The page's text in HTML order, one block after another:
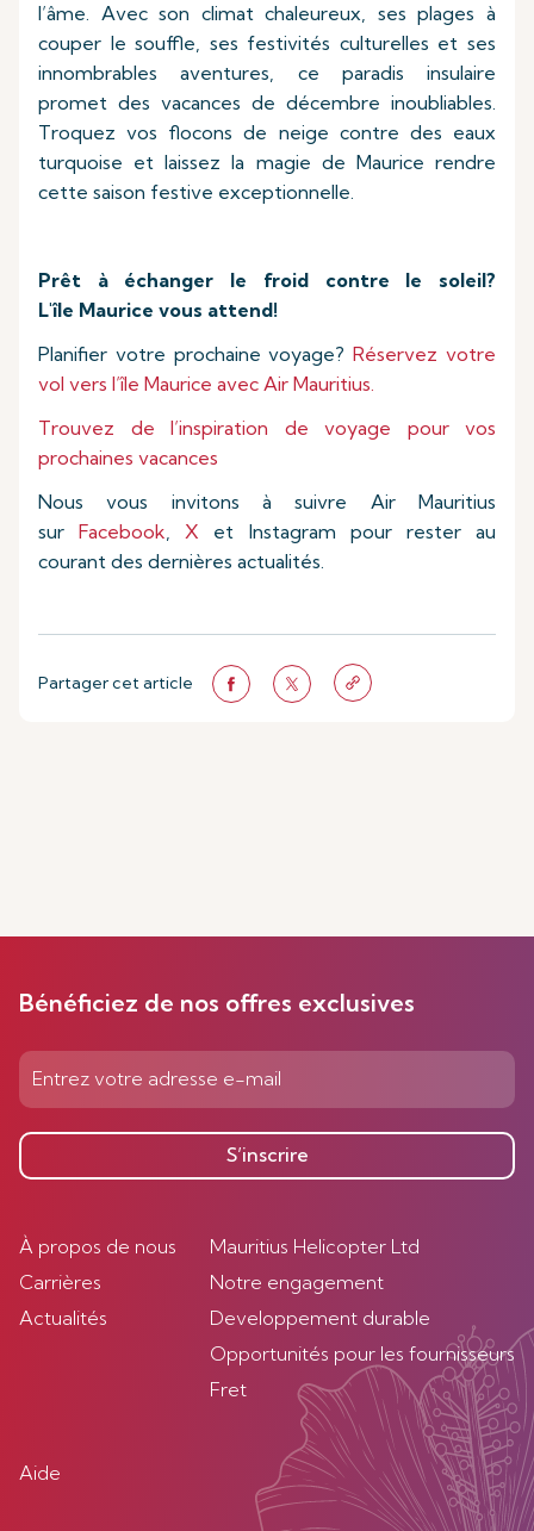
l’âme. Avec son climat chaleureux, ses plages à
couper le souffle, ses festivités culturelles et ses
innombrables aventures, ce paradis insulaire
promet des vacances de décembre inoubliables.
Troquez vos flocons de neige contre des eaux
turquoise et laissez la magie de Maurice rendre
cette saison festive exceptionnelle.
Prêt à échanger le froid contre le soleil?
L'île Maurice vous attend!
Planifier votre prochaine voyage?Réservez votre
vol vers l’île Maurice avec Air Mauritius.
Trouvez de l’inspiration de voyage pour vos
prochaines vacances
Nous vous invitons à suivre Air Mauritius
surFacebook,X et Instagram pour rester au
courant des dernières actualités.
Partager cet article
Bénéficiez de nos offres exclusives
S’inscrire
À propos de nous
Carrières
Actualités
Mauritius Helicopter Ltd
Notre engagement
Developpement durable
Opportunités pour les fournisseurs
Fret
Aide